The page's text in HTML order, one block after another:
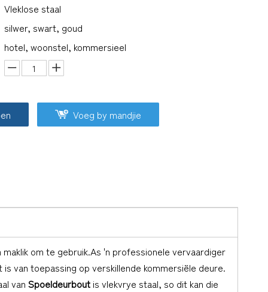
Vleklose staal
silwer, swart, goud
hotel, woonstel, kommersieel
Voeg by mandjie
om te gebruik.As 'n professionele vervaardiger
van toepassing op verskillende kommersiële deure.
van Spoeldeurbout is vlekvrye staal, so dit kan die